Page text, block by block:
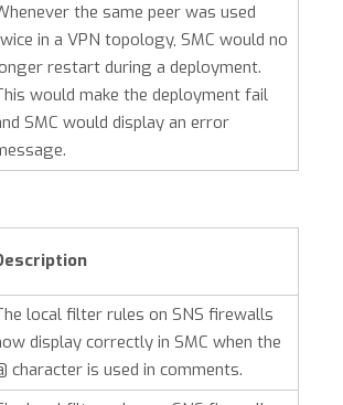
the same peer was used
in a VPN topology, SMC would no
restart during a deployment.
would make the deployment fail
SMC would display an error
local filter rules on SNS firewalls
display correctly in SMC when the
character is used in comments.